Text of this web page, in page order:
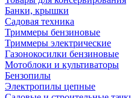
Банки, крышки
Садовая техника
Триммеры бензиновые
Триммеры электрические
Газонокосилки бензиновые
Мотоблоки и культиваторы
Бензопилы
Электропилы цепные